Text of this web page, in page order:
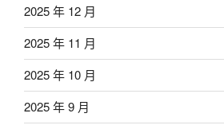
2025 年 12 月
2025 年 11 月
2025 年 10 月
2025 年 9 月